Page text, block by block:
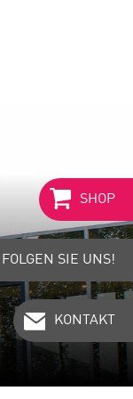
SHOP
FOLGEN SIE UNS!
KONTAKT